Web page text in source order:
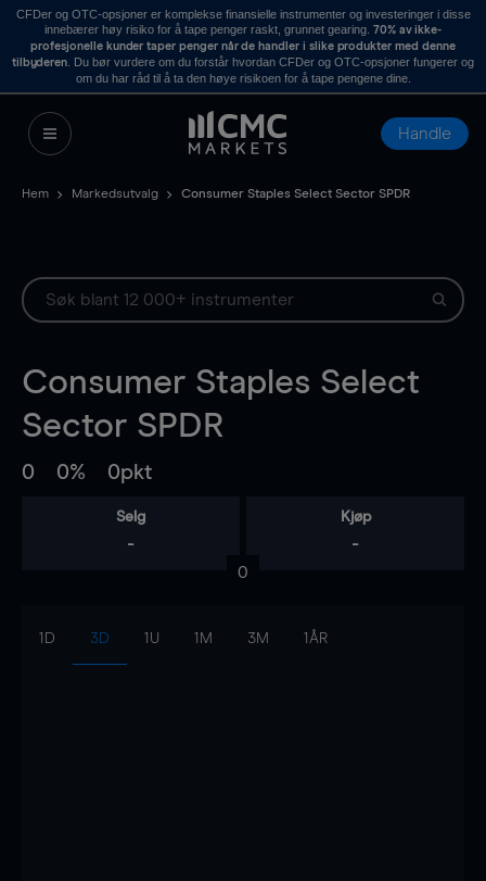
CFDer og OTC-opsjoner er komplekse finansielle instrumenter og investeringer i disse
innebærer høy risiko for å tape penger raskt, grunnet gearing. 70% av ikke-
profesjonelle kunder taper penger når de handler i slike produkter med denne
tilbyderen . Du bør vurdere om du forstår hvordan CFDer og OTC-opsjoner fungerer og
om du har råd til å ta den høye risikoen for å tape pengene dine.
Handle
Hem Markedsutvalg Consumer Staples Select Sector SPDR
Consumer Staples Select
Sector SPDR
0 0% 0pkt
Selg
-
Kjøp
-
0
1D 3D 1U 1M 3M 1ÅR